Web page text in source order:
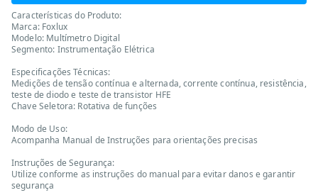
Características do Produto:
Marca: Foxlux
Modelo: Multímetro Digital
Segmento: Instrumentação Elétrica
Especificações Técnicas:
Medições de tensão contínua e alternada, corrente contínua, resistência,
teste de diodo e teste de transistor HFE
Chave Seletora: Rotativa de funções
Modo de Uso:
Acompanha Manual de Instruções para orientações precisas
Instruções de Segurança:
Utilize conforme as instruções do manual para evitar danos e garantir
segurança